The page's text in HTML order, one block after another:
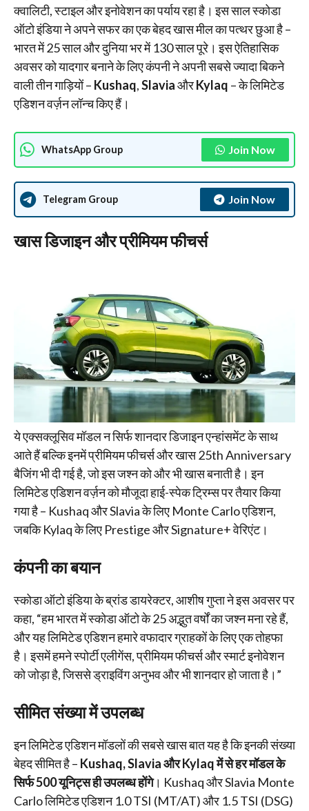
क्वालिटी, स्टाइल और इनोवेशन का पर्याय रहा है। इस साल स्कोडा
ऑटो इंडिया ने अपने सफर का एक बेहद खास मील का पत्थर छुआ है –
भारत में 25 साल और दुनिया भर में 130 साल पूरे। इस ऐतिहासिक
अवसर को यादगार बनाने के लिए कंपनी ने अपनी सबसे ज्यादा बिकने
वाली तीन गाड़ियों – Kushaq,SlaviaऔरKylaq – के लिमिटेड
एडिशन वर्ज़न लॉन्च किए हैं।
WhatsApp Group Join Now
Telegram Group Join Now
खास डिजाइन और प्रीमियम फीचर्स
ये एक्सक्लूसिव मॉडल न सिर्फ शानदार डिजाइन एन्हांसमेंट के साथ
आते हैं बल्कि इनमें प्रीमियम फीचर्स और खास 25th Anniversary
बैजिंग भी दी गई है, जो इस जश्न को और भी खास बनाती है। इन
लिमिटेड एडिशन वर्ज़न को मौजूदा हाई-स्पेक ट्रिम्स पर तैयार किया
गया है – Kushaq और Slavia के लिए Monte Carlo एडिशन,
जबकि Kylaq के लिए Prestige और Signature+ वेरिएंट।
कंपनी का बयान
स्कोडा ऑटो इंडिया के ब्रांड डायरेक्टर, आशीष गुप्ता ने इस अवसर पर
कहा, “हम भारत में स्कोडा ऑटो के 25 अद्भुत वर्षों का जश्न मना रहे हैं,
और यह लिमिटेड एडिशन हमारे वफादार ग्राहकों के लिए एक तोहफा
है। इसमें हमने स्पोर्टी एलीगेंस, प्रीमियम फीचर्स और स्मार्ट इनोवेशन
को जोड़ा है, जिससे ड्राइविंग अनुभव और भी शानदार हो जाता है।”
सीमित संख्या में उपलब्ध
इन लिमिटेड एडिशन मॉडलों की सबसे खास बात यह है कि इनकी संख्या
बेहद सीमित है – Kushaq, Slavia और Kylaq में से हर मॉडल के
सिर्फ 500 यूनिट्स ही उपलब्ध होंगे। Kushaq और Slavia Monte
Carlo लिमिटेड एडिशन 1.0 TSI (MT/AT) और 1.5 TSI (DSG)